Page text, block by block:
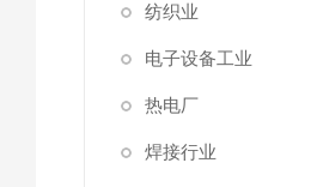
纺织业
电子设备工业
热电厂
焊接行业